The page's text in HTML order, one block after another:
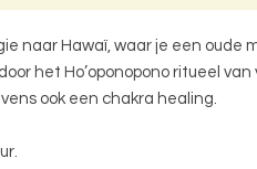
naar Hawaï, waar je een oude
het Ho’oponopono ritueel
ook een chakra healing.